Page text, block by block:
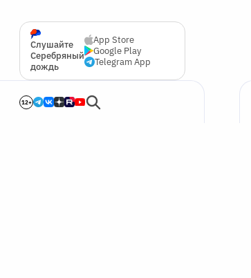
Слушайте
Серебряный
дождь
App Store
Google Play
Telegram App
12+